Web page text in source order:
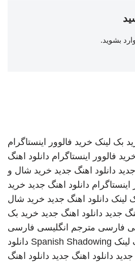
وارد بشوید.
بک لینک خرید فالوور اینستاگرام
فالوور اینستاگرام دانلود اهنگ
دانلود اهنگ جدید خرید شال و
اینستاگرام دانلود اهنگ جدید خرید
لینک دانلود اهنگ جدید خرید شال
جدید دانلود اهنگ جدید خرید بک
فارسی مترجم انگلیسی فارسی
لینک Spanish Shadowing دانلود
جدید دانلود اهنگ جدید دانلود اهنگ